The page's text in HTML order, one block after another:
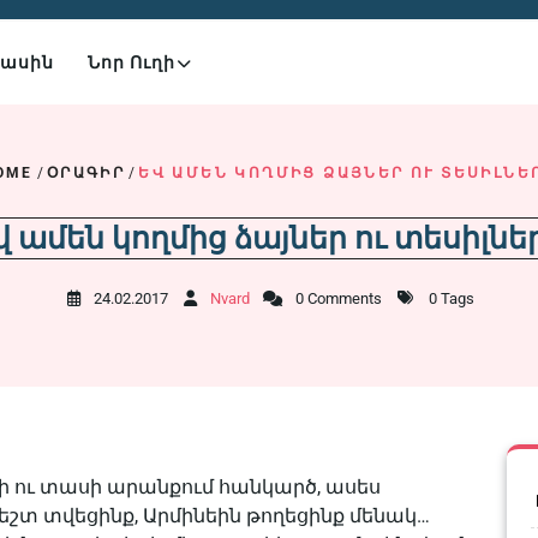
Նոր Ուղի
/ ՕՐԱԳԻՐ / ԵՎ ԱՄԵՆ ԿՈՂՄԻՑ ՁԱՅՆԵՐ ՈՒ
ամեն կողմից ձայներ ու
24.02.2017 Nvard 0 Comments 0 Tags
ու տասի արանքում հանկարծ, ասես
տվեցինք, Արմինեին թողեցինք մենակ…